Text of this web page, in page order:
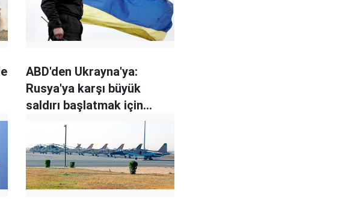
ABD'den Ukrayna'ya:
Rusya'ya karşı büyük
saldırı başlatmak için
beklemede kalın